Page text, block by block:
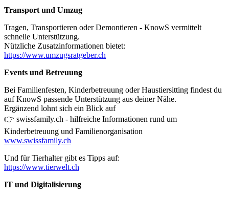
Transport und Umzug
Tragen, Transportieren oder Demontieren - KnowS vermittelt
schnelle Unterstützung.
Nützliche Zusatzinformationen bietet:
https://www.umzugsratgeber.ch
Events und Betreuung
Bei Familienfesten, Kinderbetreuung oder Haustiersitting findest du
auf KnowS passende Unterstützung aus deiner Nähe.
Ergänzend lohnt sich ein Blick auf
👉 swissfamily.ch - hilfreiche Informationen rund um
Kinderbetreuung und Familienorganisation
www.swissfamily.ch
Und für Tierhalter gibt es Tipps auf:
https://www.tierwelt.ch
IT und Digitalisierung